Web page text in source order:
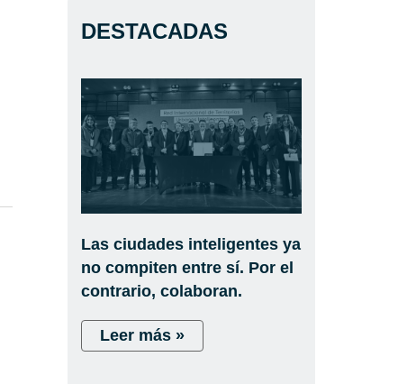
DESTACADAS
Las ciudades inteligentes ya
no compiten entre sí. Por el
contrario, colaboran.
Leer más »